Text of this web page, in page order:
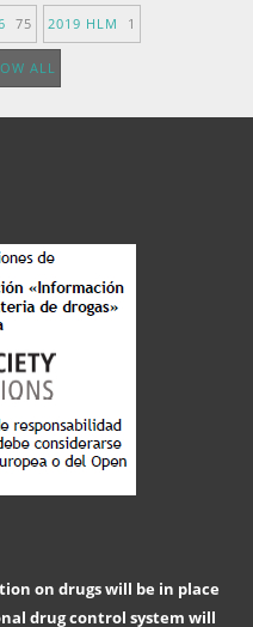
75 2019 HLM 1
ALL
on drugs will be in place
drug control system will